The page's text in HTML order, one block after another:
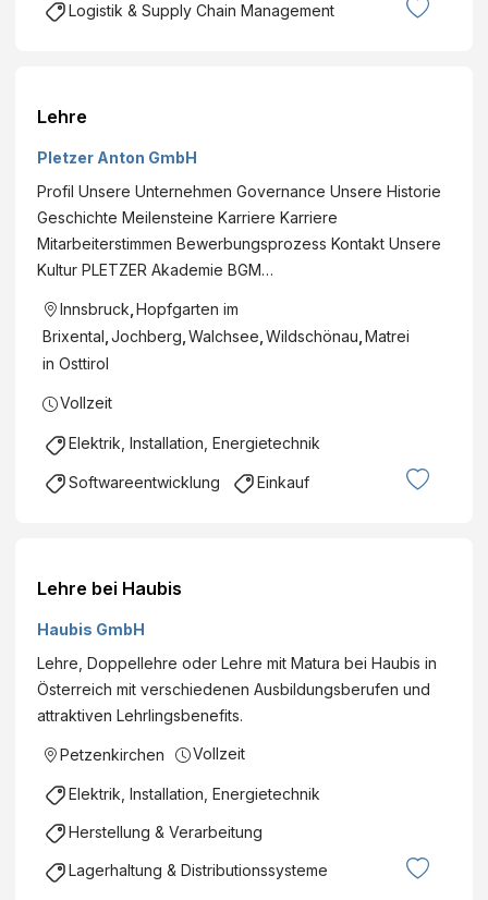
Logistik & Supply Chain Management
Lehre
Pletzer Anton GmbH
Profil Unsere Unternehmen Governance Unsere Historie
Geschichte Meilensteine Karriere Karriere
Mitarbeiterstimmen Bewerbungsprozess Kontakt Unsere
Kultur PLETZER Akademie BGM…
Innsbruck Hopfgarten im
Brixental Jochberg Walchsee Wildschönau Matrei
in Osttirol
Vollzeit
Elektrik, Installation, Energietechnik
Softwareentwicklung Einkauf
Lehre bei Haubis
Haubis GmbH
Lehre, Doppellehre oder Lehre mit Matura bei Haubis in
Österreich mit verschiedenen Ausbildungsberufen und
attraktiven Lehrlingsbenefits.
Petzenkirchen Vollzeit
Elektrik, Installation, Energietechnik
Herstellung & Verarbeitung
Lagerhaltung & Distributionssysteme